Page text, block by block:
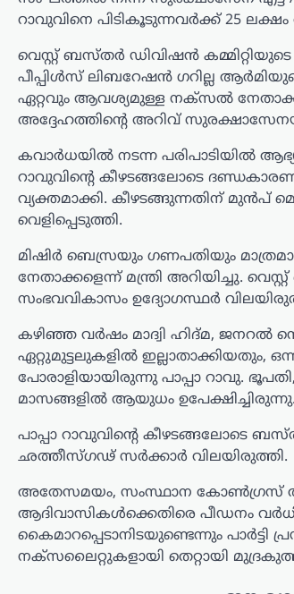
റാവുവിനെ പിടികൂടുന്നവർക്ക് 25
വെസ്റ്റ് ബസ്തർ ഡിവിഷൻ
പീപ്പിൾസ് ലിബറേഷൻ ഗറില്ല
ഏറ്റവും ആവശ്യമുള്ള നക്സൽ
അദ്ദേഹത്തിന്റെ അറിവ്
കവാർധയിൽ നടന്ന പരിപാടിയിൽ
റാവുവിന്റെ കീഴടങ്ങലോടെ
വ്യക്തമാക്കി. കീഴടങ്ങുന്നതിന് മുൻപ്
വെളിപ്പെടുത്തി.
മിഷിർ ബെസ്രയും ഗണപതിയും
നേതാക്കളെന്ന് മന്ത്രി അറിയിച്ചു.
സംഭവവികാസം ഉദ്യോഗസ്ഥർ
കഴിഞ്ഞ വർഷം മാദ്വി ഹിദ്മ, ജനറൽ
ഏറ്റുമുട്ടലുകളിൽ ഇല്ലാതാക്കിയതും,
പോരാളിയായിരുന്നു പാപ്പാ റാവു.
മാസങ്ങളിൽ ആയുധം ഉപേക്ഷിച്ചിരുന്നു.
പാപ്പാ റാവുവിന്റെ കീഴടങ്ങലോടെ
ഛത്തീസ്ഗഢ് സർക്കാർ വിലയിരുത്തി.
അതേസമയം, സംസ്ഥാന കോൺഗ്രസ്
ആദിവാസികൾക്കെതിരെ പീഡനം
കൈമാറപ്പെടാനിടയുണ്ടെന്നും
നക്സലൈറ്റുകളായി തെറ്റായി
കേരളം,ട്രെൻഡിംഗ്,
സിജെപിയ്ക്ക്
ജനപിന്തുണ
ശ്രദ്ധേയമെന്ന്
തരൂർ;
സ്പന്ദനം
കോൺഗ്രസിന്
ന്യൂസ് ഡെസ്ക് ഓഗസ്റ്റ്‌
മുതിർന്ന കോൺഗ്രസ്